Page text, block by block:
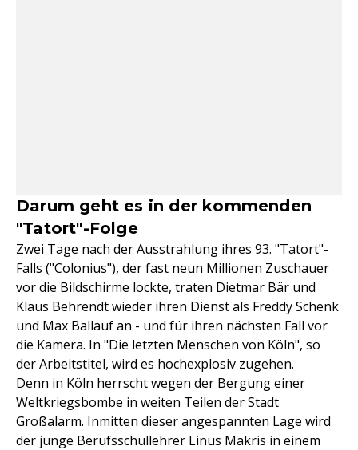
Darum geht es in der kommenden
"Tatort"-Folge
Zwei Tage nach der Ausstrahlung ihres 93. "Tatort"-
Falls ("Colonius"), der fast neun Millionen Zuschauer
vor die Bildschirme lockte, traten Dietmar Bär und
Klaus Behrendt wieder ihren Dienst als Freddy Schenk
und Max Ballauf an - und für ihren nächsten Fall vor
die Kamera. In "Die letzten Menschen von Köln", so
der Arbeitstitel, wird es hochexplosiv zugehen.
Denn in Köln herrscht wegen der Bergung einer
Weltkriegsbombe in weiten Teilen der Stadt
Großalarm. Inmitten dieser angespannten Lage wird
der junge Berufsschullehrer Linus Makris in einem